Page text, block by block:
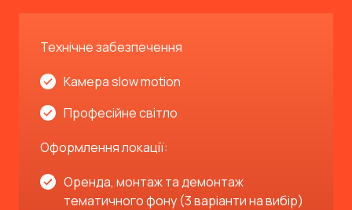
Технічне забезпечення
Камера slow motion
Професійне світло
Оформлення локації:
Оренда, монтаж та демонтаж
тематичного фону (3 варіанти на вибір)